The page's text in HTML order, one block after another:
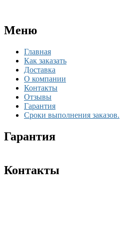
Меню
Главная
Как заказать
Доставка
О компании
Контакты
Отзывы
Гарантия
Сроки выполнения заказов.
Гарантия
Контакты